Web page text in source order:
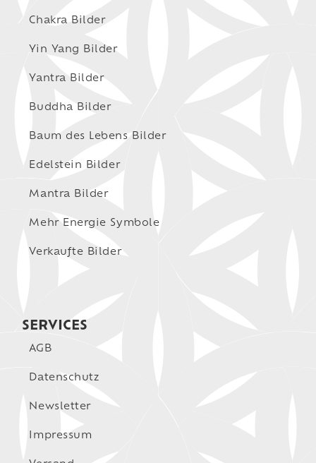
Chakra Bilder
Yin Yang Bilder
Yantra Bilder
Buddha Bilder
Baum des Lebens Bilder
Edelstein Bilder
Mantra Bilder
Mehr Energie Symbole
Verkaufte Bilder
SERVICES
AGB
Datenschutz
Newsletter
Impressum